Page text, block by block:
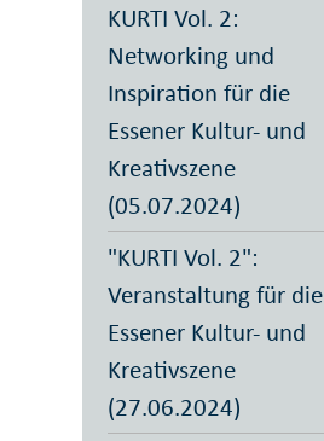
KURTI Vol. 2:
Networking und
Inspiration für die
Essener Kultur- und
Kreativszene
(05.07.2024)
"KURTI Vol. 2":
Veranstaltung für die
Essener Kultur- und
Kreativszene
(27.06.2024)